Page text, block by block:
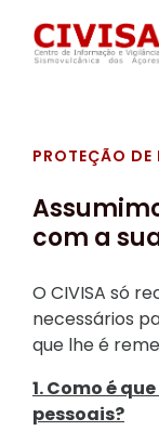
Skip to main
PROTEÇÃO DE
com a
O CIVISA só
necessários
que lhe é
1. Como é
pessoais?